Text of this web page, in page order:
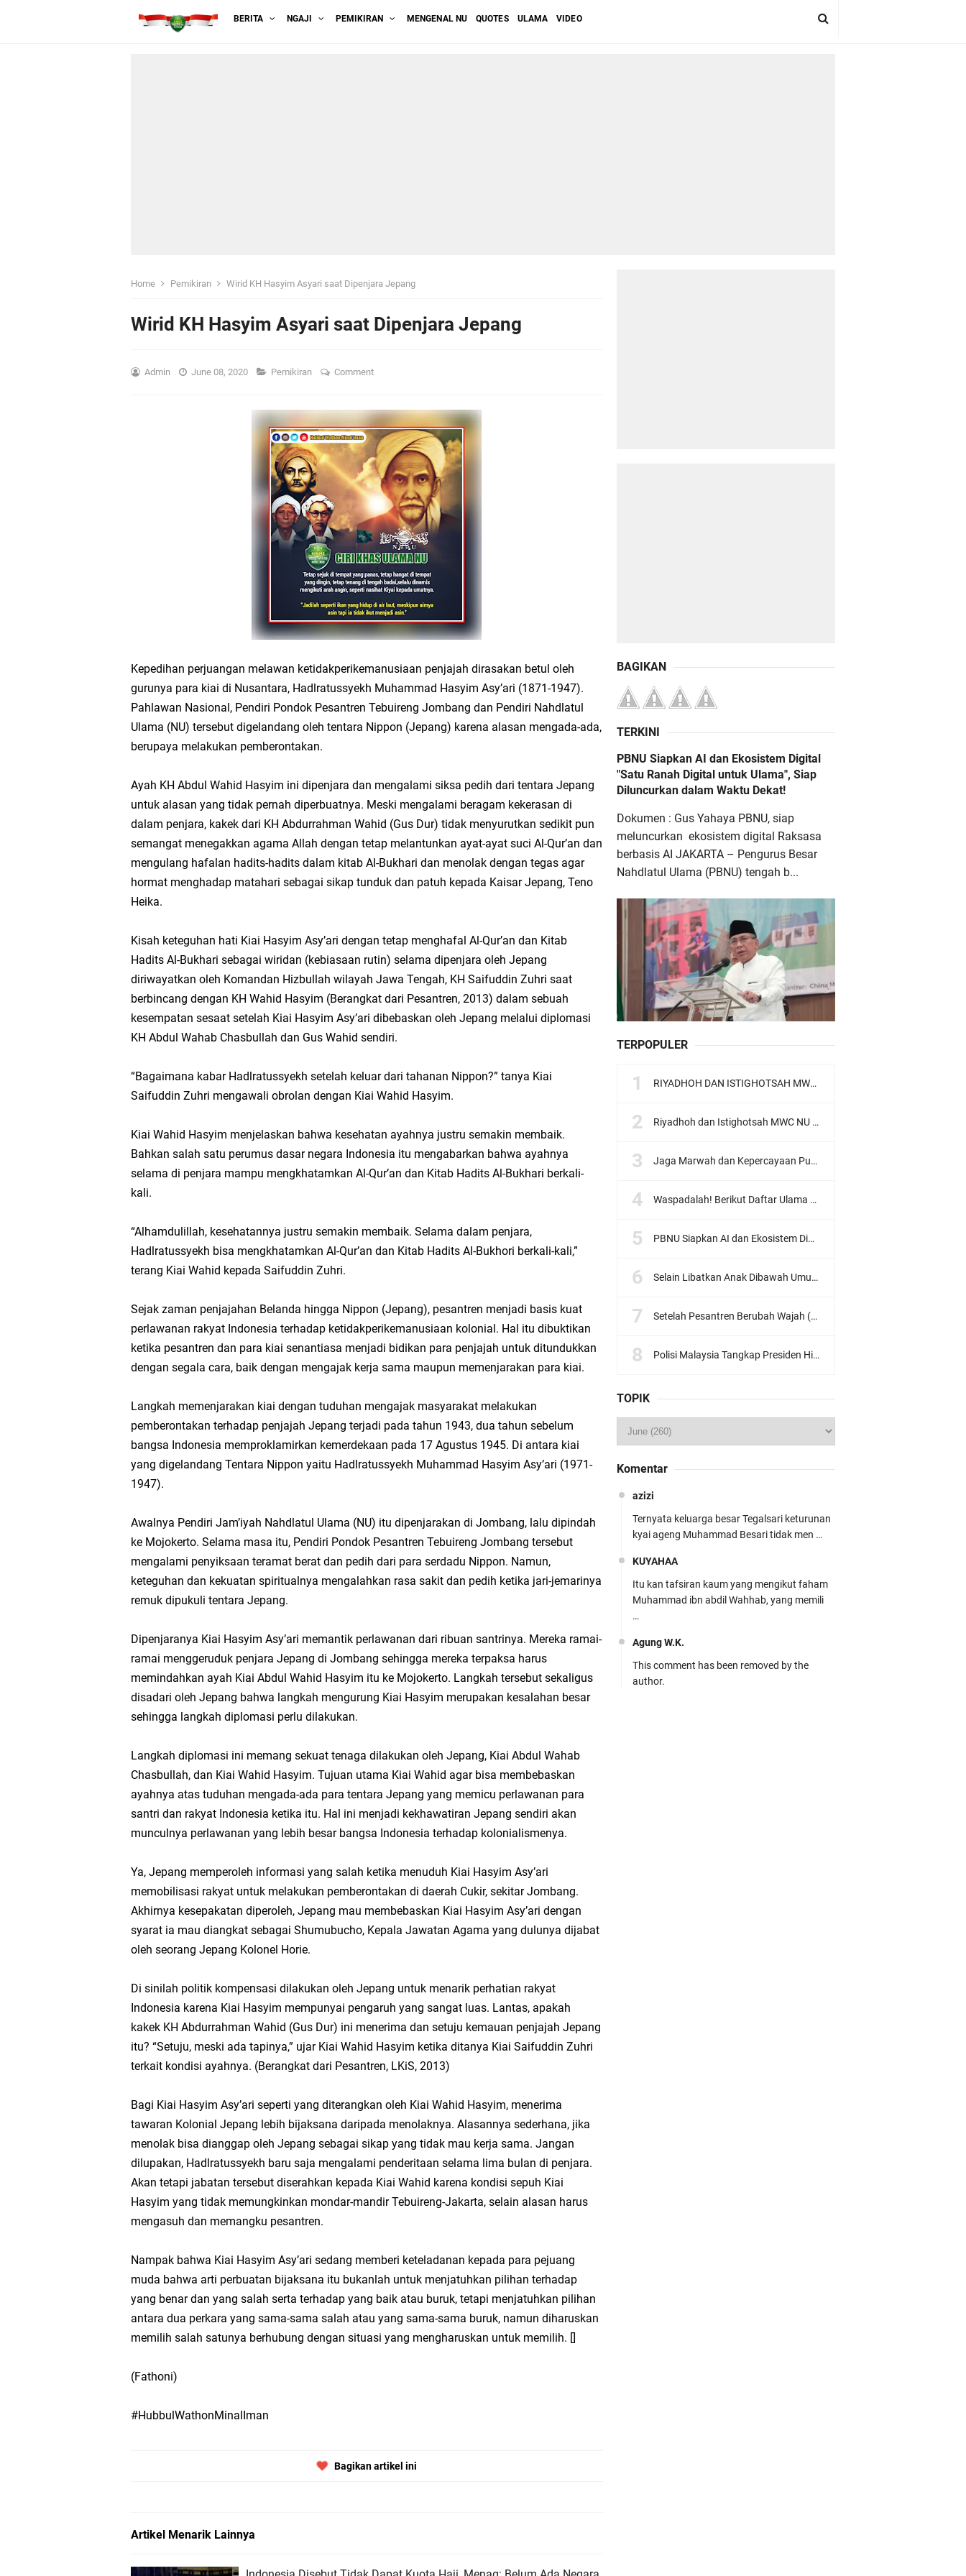
BERITA NGAJI PEMIKIRAN MENGENAL NU QUOTES ULAMA VIDEO
Home Pemikiran Wirid KH Hasyim Asyari saat Dipenjara Jepang
Wirid KH Hasyim Asyari saat Dipenjara Jepang
Admin June 08, 2020 Pemikiran Comment
Kepedihan perjuangan melawan ketidakperikemanusiaan penjajah dirasakan betul oleh
gurunya para kiai di Nusantara, Hadlratussyekh Muhammad Hasyim Asy’ari (1871-1947).
Pahlawan Nasional, Pendiri Pondok Pesantren Tebuireng Jombang dan Pendiri Nahdlatul
Ulama (NU) tersebut digelandang oleh tentara Nippon (Jepang) karena alasan mengada-ada,
berupaya melakukan pemberontakan.
Ayah KH Abdul Wahid Hasyim ini dipenjara dan mengalami siksa pedih dari tentara Jepang
untuk alasan yang tidak pernah diperbuatnya. Meski mengalami beragam kekerasan di
dalam penjara, kakek dari KH Abdurrahman Wahid (Gus Dur) tidak menyurutkan sedikit pun
semangat menegakkan agama Allah dengan tetap melantunkan ayat-ayat suci Al-Qur’an dan
mengulang hafalan hadits-hadits dalam kitab Al-Bukhari dan menolak dengan tegas agar
hormat menghadap matahari sebagai sikap tunduk dan patuh kepada Kaisar Jepang, Teno
Heika.
Kisah keteguhan hati Kiai Hasyim Asy’ari dengan tetap menghafal Al-Qur’an dan Kitab
Hadits Al-Bukhari sebagai wiridan (kebiasaan rutin) selama dipenjara oleh Jepang
diriwayatkan oleh Komandan Hizbullah wilayah Jawa Tengah, KH Saifuddin Zuhri saat
berbincang dengan KH Wahid Hasyim (Berangkat dari Pesantren, 2013) dalam sebuah
kesempatan sesaat setelah Kiai Hasyim Asy’ari dibebaskan oleh Jepang melalui diplomasi
KH Abdul Wahab Chasbullah dan Gus Wahid sendiri.
“Bagaimana kabar Hadlratussyekh setelah keluar dari tahanan Nippon?” tanya Kiai
Saifuddin Zuhri mengawali obrolan dengan Kiai Wahid Hasyim.
Kiai Wahid Hasyim menjelaskan bahwa kesehatan ayahnya justru semakin membaik.
Bahkan salah satu perumus dasar negara Indonesia itu mengabarkan bahwa ayahnya
selama di penjara mampu mengkhatamkan Al-Qur’an dan Kitab Hadits Al-Bukhari berkali-
kali.
“Alhamdulillah, kesehatannya justru semakin membaik. Selama dalam penjara,
Hadlratussyekh bisa mengkhatamkan Al-Qur’an dan Kitab Hadits Al-Bukhori berkali-kali,”
terang Kiai Wahid kepada Saifuddin Zuhri.
Sejak zaman penjajahan Belanda hingga Nippon (Jepang), pesantren menjadi basis kuat
perlawanan rakyat Indonesia terhadap ketidakperikemanusiaan kolonial. Hal itu dibuktikan
ketika pesantren dan para kiai senantiasa menjadi bidikan para penjajah untuk ditundukkan
dengan segala cara, baik dengan mengajak kerja sama maupun memenjarakan para kiai.
Langkah memenjarakan kiai dengan tuduhan mengajak masyarakat melakukan
pemberontakan terhadap penjajah Jepang terjadi pada tahun 1943, dua tahun sebelum
bangsa Indonesia memproklamirkan kemerdekaan pada 17 Agustus 1945. Di antara kiai
yang digelandang Tentara Nippon yaitu Hadlratussyekh Muhammad Hasyim Asy’ari (1971-
1947).
Awalnya Pendiri Jam’iyah Nahdlatul Ulama (NU) itu dipenjarakan di Jombang, lalu dipindah
ke Mojokerto. Selama masa itu, Pendiri Pondok Pesantren Tebuireng Jombang tersebut
mengalami penyiksaan teramat berat dan pedih dari para serdadu Nippon. Namun,
keteguhan dan kekuatan spiritualnya mengalahkan rasa sakit dan pedih ketika jari-jemarinya
remuk dipukuli tentara Jepang.
Dipenjaranya Kiai Hasyim Asy’ari memantik perlawanan dari ribuan santrinya. Mereka ramai-
ramai menggeruduk penjara Jepang di Jombang sehingga mereka terpaksa harus
memindahkan ayah Kiai Abdul Wahid Hasyim itu ke Mojokerto. Langkah tersebut sekaligus
disadari oleh Jepang bahwa langkah mengurung Kiai Hasyim merupakan kesalahan besar
sehingga langkah diplomasi perlu dilakukan.
Langkah diplomasi ini memang sekuat tenaga dilakukan oleh Jepang, Kiai Abdul Wahab
Chasbullah, dan Kiai Wahid Hasyim. Tujuan utama Kiai Wahid agar bisa membebaskan
ayahnya atas tuduhan mengada-ada para tentara Jepang yang memicu perlawanan para
santri dan rakyat Indonesia ketika itu. Hal ini menjadi kekhawatiran Jepang sendiri akan
munculnya perlawanan yang lebih besar bangsa Indonesia terhadap kolonialismenya.
Ya, Jepang memperoleh informasi yang salah ketika menuduh Kiai Hasyim Asy’ari
memobilisasi rakyat untuk melakukan pemberontakan di daerah Cukir, sekitar Jombang.
Akhirnya kesepakatan diperoleh, Jepang mau membebaskan Kiai Hasyim Asy’ari dengan
syarat ia mau diangkat sebagai Shumubucho, Kepala Jawatan Agama yang dulunya dijabat
oleh seorang Jepang Kolonel Horie.
Di sinilah politik kompensasi dilakukan oleh Jepang untuk menarik perhatian rakyat
Indonesia karena Kiai Hasyim mempunyai pengaruh yang sangat luas. Lantas, apakah
kakek KH Abdurrahman Wahid (Gus Dur) ini menerima dan setuju kemauan penjajah Jepang
itu? “Setuju, meski ada tapinya,” ujar Kiai Wahid Hasyim ketika ditanya Kiai Saifuddin Zuhri
terkait kondisi ayahnya. (Berangkat dari Pesantren, LKiS, 2013)
Bagi Kiai Hasyim Asy’ari seperti yang diterangkan oleh Kiai Wahid Hasyim, menerima
tawaran Kolonial Jepang lebih bijaksana daripada menolaknya. Alasannya sederhana, jika
menolak bisa dianggap oleh Jepang sebagai sikap yang tidak mau kerja sama. Jangan
dilupakan, Hadlratussyekh baru saja mengalami penderitaan selama lima bulan di penjara.
Akan tetapi jabatan tersebut diserahkan kepada Kiai Wahid karena kondisi sepuh Kiai
Hasyim yang tidak memungkinkan mondar-mandir Tebuireng-Jakarta, selain alasan harus
mengasuh dan memangku pesantren.
Nampak bahwa Kiai Hasyim Asy’ari sedang memberi keteladanan kepada para pejuang
muda bahwa arti perbuatan bijaksana itu bukanlah untuk menjatuhkan pilihan terhadap
yang benar dan yang salah serta terhadap yang baik atau buruk, tetapi menjatuhkan pilihan
antara dua perkara yang sama-sama salah atau yang sama-sama buruk, namun diharuskan
memilih salah satunya berhubung dengan situasi yang mengharuskan untuk memilih. []
(Fathoni)
#HubbulWathonMinalIman
Bagikan artikel ini
Artikel Menarik Lainnya
BAGIKAN
TERKINI
PBNU Siapkan AI dan Ekosistem Digital
"Satu Ranah Digital untuk Ulama", Siap
Diluncurkan dalam Waktu Dekat!
Dokumen : Gus Yahaya PBNU, siap
meluncurkan ekosistem digital Raksasa
berbasis AI JAKARTA – Pengurus Besar
Nahdlatul Ulama (PBNU) tengah b...
TERPOPULER
RIYADHOH DAN ISTIGHOTSAH MWC NU LOWOKWARU Menyambut Muktamar NU ke-35, Meneguhkan Sanad Laku Para Muassis
Riyadhoh dan Istighotsah MWC NU Lowokwaru: Menguatkan Doa, Menjalin Ukhuwah Menyambut Muktamar NU ke-35
Jaga Marwah dan Kepercayaan Publik, Ratusan Guru Ngaji Kota Malang Serukan Deklarasi Ramah Anak
Waspadalah! Berikut Daftar Ulama Wahabi di Seluruh Dunia dan Karya-karyanya
PBNU Siapkan AI dan Ekosistem Digital "Satu Ranah Digital untuk Ulama", Siap Diluncurkan dalam Waktu Dekat!
Selain Libatkan Anak Dibawah Umur, Aksi Ganyang Komunis Jadi Sorotan Karena Ada Narasi Halal Sembelih Orang
Setelah Pesantren Berubah Wajah (Dari NU Ke Wahabi)
Polisi Malaysia Tangkap Presiden Hizbut Tahrir Saat Konferensi Pers
TOPIK
Komentar
azizi
Ternyata keluarga besar Tegalsari keturunan
kyai ageng Muhammad Besari tidak men …
KUYAHAA
Itu kan tafsiran kaum yang mengikut faham
Muhammad ibn abdil Wahhab, yang memili
…
Agung W.K.
This comment has been removed by the
author.